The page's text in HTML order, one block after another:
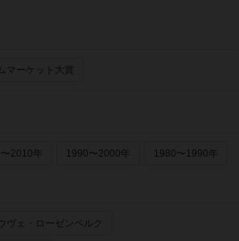
マーケット大賞
2010年 1990〜2000年 1980〜1990年
ヴェ・ローゼンベルク